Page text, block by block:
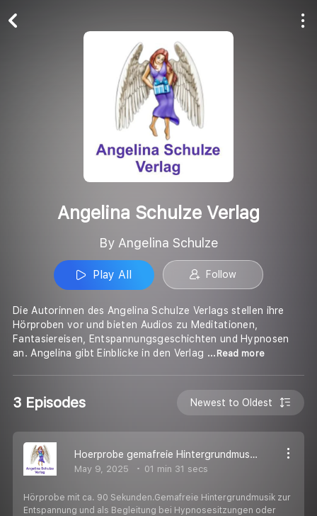
Angelina Schulze Verlag
By Angelina Schulze
Play All Follow
Die Autorinnen des Angelina Schulze Verlags stellen ihre
Hörproben vor und bieten Audios zu Meditationen,
Fantasiereisen, Entspannungsgeschichten und Hypnosen
an. Angelina gibt Einblicke in den Verlag ...Read more
3 Episodes Newest to Oldest
Hoerprobe gemafreie Hintergrundmusik Vol1
May 9, 2025 01 min 31 secs
Hörprobe mit ca. 90 Sekunden.Gemafreie Hintergrundmusik zur
Entspannung und als Begleitung bei Hypnosesitzungen oder